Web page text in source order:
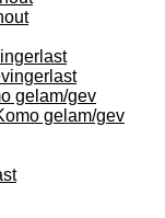
gelam/gev
gelam/gev